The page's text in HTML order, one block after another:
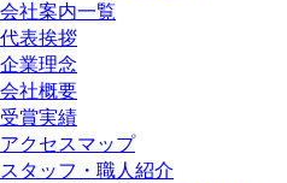
会社案内一覧
代表挨拶
企業理念
会社概要
受賞実績
アクセスマップ
スタッフ・職人紹介